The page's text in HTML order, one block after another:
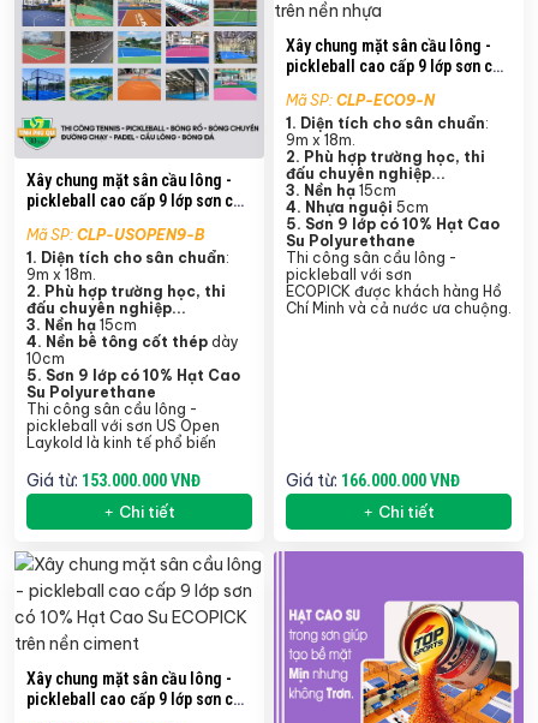
Xây chung mặt sân cầu lông -
pickleball cao cấp 9 lớp sơn có
Laykold trên nền ciment
Mã SP: CLP-USOPEN9-B
1. Diện tích cho sân chuẩn:
9m x 18m.
2. Phù hợp trường học, thi
đấu chuyên nghiệp...
3. Nền hạ 15cm
4. Nền bê tông cốt thép dày
10cm
5. Sơn 9 lớp có 10% Hạt Cao
Su Polyurethane
Thi công sân cầu lông -
pickleball với sơn US Open
Laykold là kinh tế phổ biến
Giá từ: 153.000.000 VNĐ
Chi tiết
Xây chung mặt sân cầu lông -
pickleball cao cấp 9 lớp sơn có
nền nhựa
Mã SP: CLP-ECO9-N
1. Diện tích cho sân chuẩn:
9m x 18m.
2. Phù hợp trường học, thi
đấu chuyên nghiệp...
3. Nền hạ 15cm
4. Nhựa nguội 5cm
5. Sơn 9 lớp có 10% Hạt Cao
Su Polyurethane
Thi công sân cầu lông -
pickleball với sơn
ECOPICK được khách hàng Hồ
Chí Minh và cả nước ưa chuộng.
Giá từ: 166.000.000 VNĐ
Chi tiết
Xây chung mặt sân cầu lông -
pickleball cao cấp 9 lớp sơn có